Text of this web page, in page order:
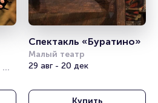
Спектакль «Буратино»
Малый театр
29 авг - 20 дек
Купить